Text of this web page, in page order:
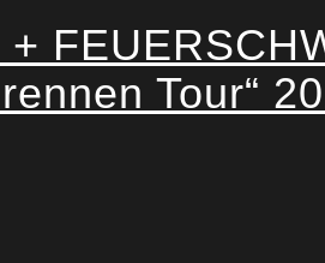
Tour“